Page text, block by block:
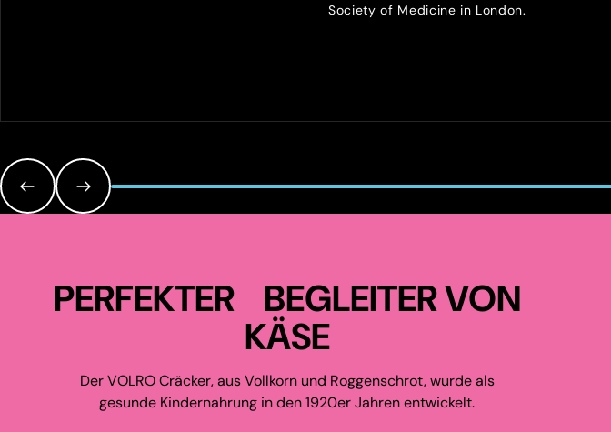
Society of Medicine in London.
PERFEKTER BEGLEITER VON
KÄSE
Der VOLRO Cräcker, aus Vollkorn und Roggenschrot, wurde als
gesunde Kindernahrung in den 1920er Jahren entwickelt.